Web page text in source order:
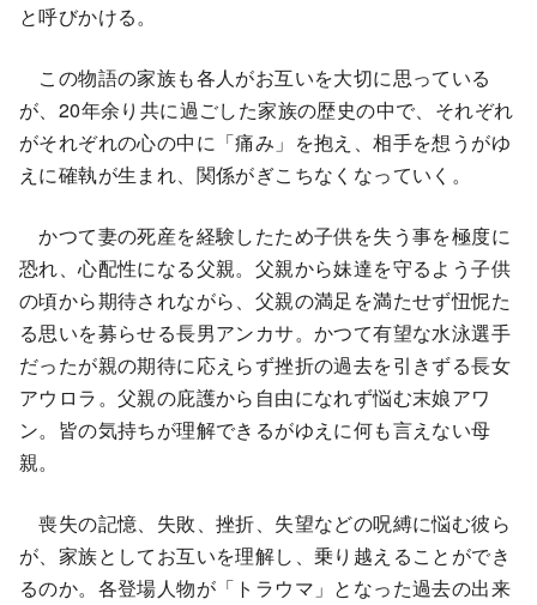
と呼びかける。
この物語の家族も各人がお互いを大切に思っている
が、20年余り共に過ごした家族の歴史の中で、それぞれ
がそれぞれの心の中に「痛み」を抱え、相手を想うがゆ
えに確執が生まれ、関係がぎこちなくなっていく。
かつて妻の死産を経験したため子供を失う事を極度に
恐れ、心配性になる父親。父親から妹達を守るよう子供
の頃から期待されながら、父親の満足を満たせず忸怩た
る思いを募らせる長男アンカサ。かつて有望な水泳選手
だったが親の期待に応えらず挫折の過去を引きずる長女
アウロラ。父親の庇護から自由になれず悩む末娘アワ
ン。皆の気持ちが理解できるがゆえに何も言えない母
親。
喪失の記憶、失敗、挫折、失望などの呪縛に悩む彼ら
が、家族としてお互いを理解し、乗り越えることができ
るのか。各登場人物が「トラウマ」となった過去の出来